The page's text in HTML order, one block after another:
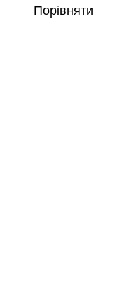
Порівняти